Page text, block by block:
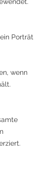
Porträt
wenn